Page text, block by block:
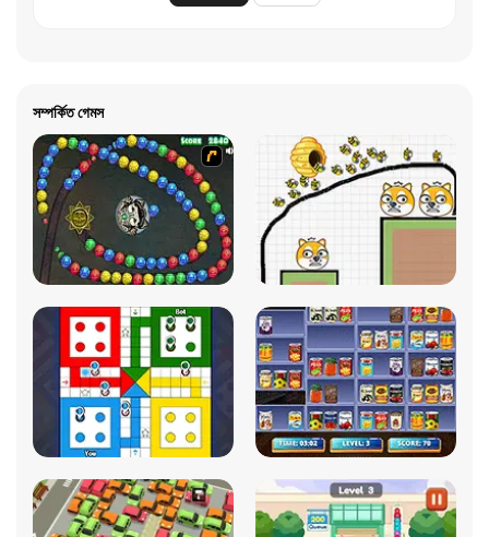
সম্পর্কিত গেমস